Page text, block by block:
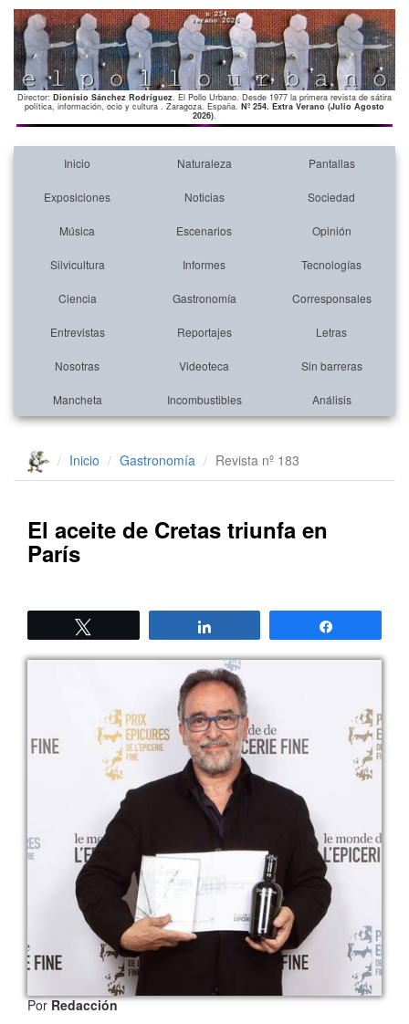
Director: Dionisio Sánchez Rodríguez. El Pollo Urbano. Desde 1977 la primera revista de sátira
política, información, ocio y cultura . Zaragoza. España. Nº 254. Extra Verano (Julio Agosto
2026).
Inicio Naturaleza Pantallas
Exposiciones Noticias Sociedad
Música Escenarios Opinión
Silvicultura Informes Tecnologías
Ciencia Gastronomía Corresponsales
Entrevistas Reportajes Letras
Nosotras Videoteca Sin barreras
Mancheta Incombustibles Análisis
Inicio Gastronomía Revista nº 183
El aceite de Cretas triunfa en
París
PorRedacción